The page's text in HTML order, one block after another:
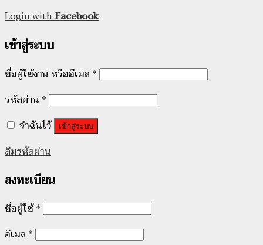
Login withFacebook
เข้าสู่ระบบ
ชื่อผู้ใช้งาน หรืออีเมล *
รหัสผ่าน *
จำฉันไว้
เข้าสู่ระบบ
ลืมรหัสผ่าน
ลงทะเบียน
ชื่อผู้ใช้*
อีเมล *